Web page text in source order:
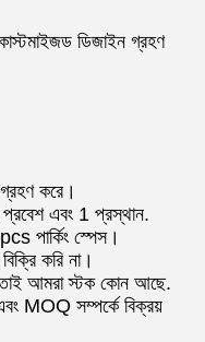
ডিজাইন গ্রহণ
করে।
প্রবেশ এবং 1 প্রস্থান.
পার্কিং স্পেস।
করি না।
তাই আমরা স্টক কোন আছে.
MOQ সম্পর্কে বিক্রয়